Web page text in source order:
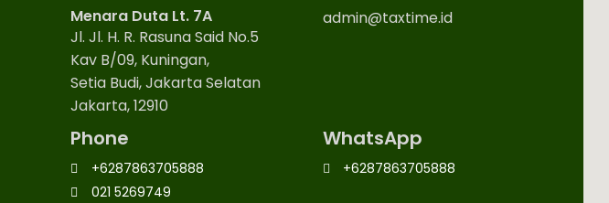
Menara Duta Lt. 7A
Jl. Jl. H. R. Rasuna Said No.5
Kav B/09, Kuningan,
Setia Budi, Jakarta Selatan
Jakarta, 12910
admin@taxtime.id
Phone
+6287863705888
021 5269749
WhatsApp
+6287863705888